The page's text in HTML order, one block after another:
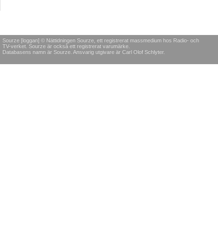
Sourze [loggan] © Nättidningen Sourze, ett registrerat massmedium hos Radio- och
TV-verket. Sourze är också ett registrerat varumärke.
Databasens namn är Sourze. Ansvarig utgivare är Carl Olof Schlyter.